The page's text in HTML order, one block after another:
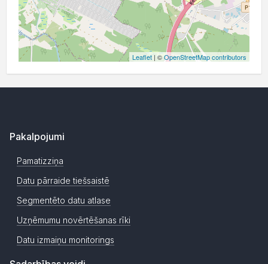
Leaflet| ©OpenStreetMap contributors
Pakalpojumi
Pamatizziņa
Datu pārraide tiešsaistē
Segmentēto datu atlase
Uzņēmumu novērtēšanas rīki
Datu izmaiņu monitorings